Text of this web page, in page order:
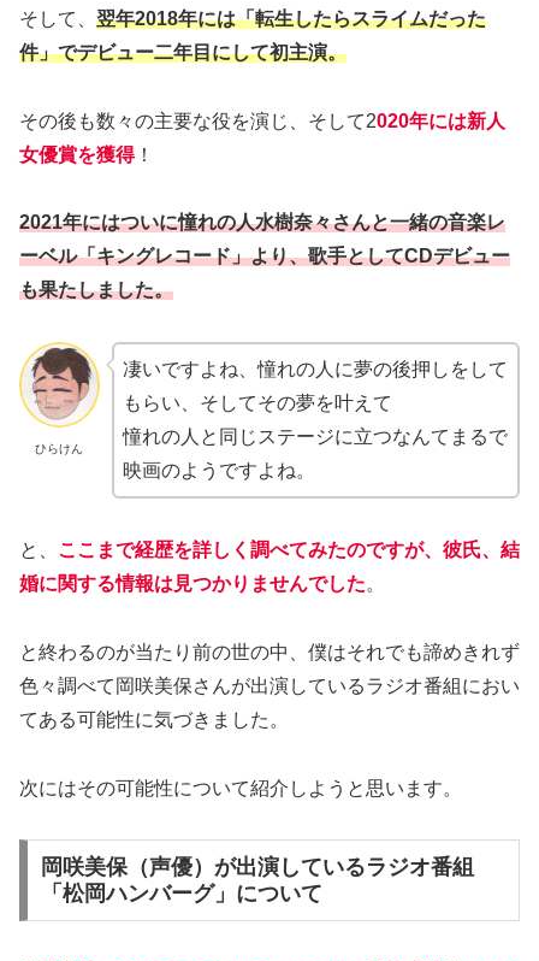
そして、 翌年2018年には「転生したらスライムだった
件」でデビュー二年目にして初主演。
その後も数々の主要な役を演じ、そして2020年には新人
女優賞を獲得！
2021年にはついに憧れの人水樹奈々さんと一緒の音楽レ
ーベル「キングレコード」より、歌手としてCDデビュー
も果たしました。
ひらけん
凄いですよね、憧れの人に夢の後押しをして
もらい、そしてその夢を叶えて
憧れの人と同じステージに立つなんてまるで
映画のようですよね。
と、 ここまで経歴を詳しく調べてみたのですが、彼氏、結
婚に関する情報は見つかりませんでした。
と終わるのが当たり前の世の中、僕はそれでも諦めきれず
色々調べて岡咲美保さんが出演しているラジオ番組におい
てある可能性に気づきました。
次にはその可能性について紹介しようと思います。
岡咲美保（声優）が出演しているラジオ番組
「松岡ハンバーグ」について